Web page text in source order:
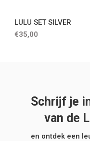
LULU SET SILVER
€35,00
Schrijf je
van de
en ontdek een